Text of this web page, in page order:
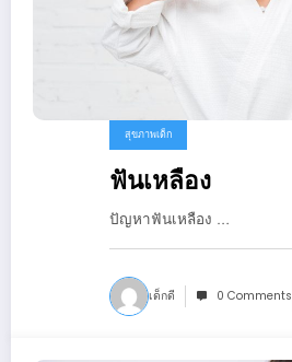
สุขภาพเด็ก
ฟันเหลือง
ปัญหาฟันเหลือง …
เด็กดี 0 Comments